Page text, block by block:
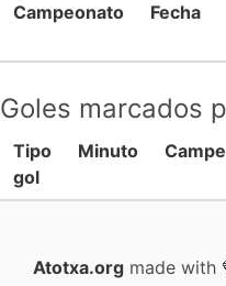
Campeonato Fecha
Goles marcados
Tipo
gol
Minuto
Atotxa.orgmade with